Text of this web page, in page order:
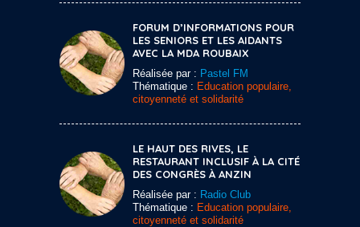
FORUM D’INFORMATIONS POUR
LES SENIORS ET LES AIDANTS
AVEC LA MDA ROUBAIX
Réalisée par : Pastel FM
Thématique : Education populaire,
citoyenneté et solidarité
LE HAUT DES RIVES, LE
RESTAURANT INCLUSIF À LA CITÉ
DES CONGRÈS À ANZIN
Réalisée par : Radio Club
Thématique : Education populaire,
citoyenneté et solidarité